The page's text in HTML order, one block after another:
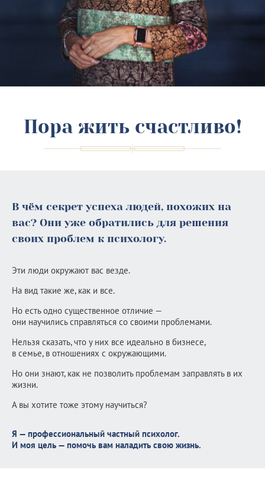
Пора жить счастливо!
В чём секрет успеха людей, похожих на
вас? Они уже обратились для решения
своих проблем к психологу.
Эти люди окружают вас везде.
На вид такие же, как и все.
Но есть одно существенное отличие —
они научились справляться со своими проблемами.
Нельзя сказать, что у них все идеально в бизнесе,
в семье, в отношениях с окружающими.
Но они знают, как не позволить проблемам заправлять в их
жизни.
А вы хотите тоже этому научиться?
Я — профессиональный частный психолог.
И моя цель — помочь вам наладить свою жизнь.